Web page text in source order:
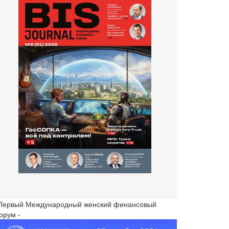
Международный женский финансовый
-